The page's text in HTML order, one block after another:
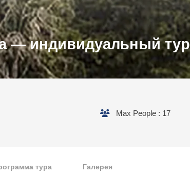
— индивидуальный тур
Max People : 17
тура Галерея